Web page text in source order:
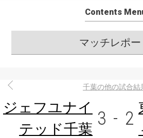
Contents
マッチレポー
千葉の他の試合結
ジェフユナイ
テッド千葉 3 - 2